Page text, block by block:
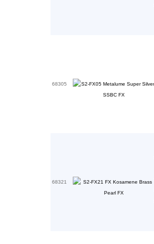
68305
68321